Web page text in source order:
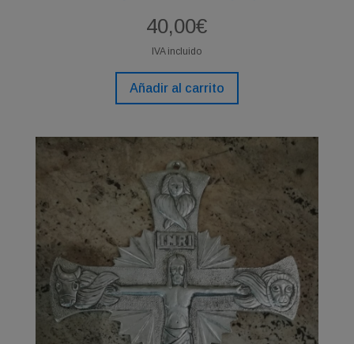
40,00€
IVA incluido
Añadir al carrito